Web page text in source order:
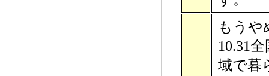
もう
10.31
域で暮